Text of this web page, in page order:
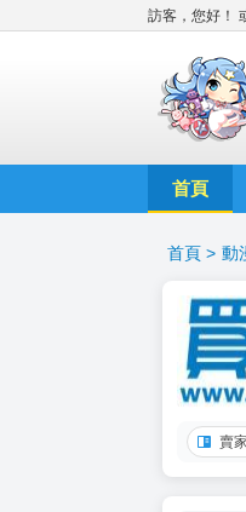
訪客，您好！
首頁
首頁 > 動
賣